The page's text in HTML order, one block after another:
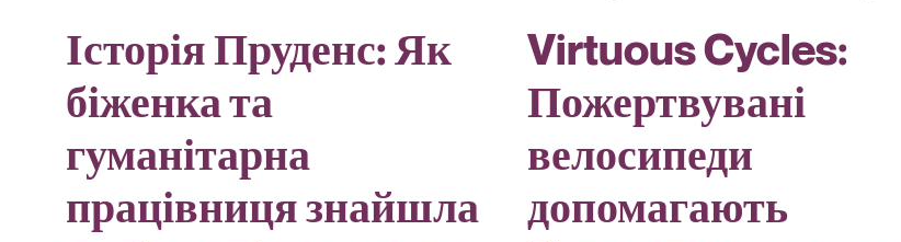
Історія Пруденс: Як
біженка та
гуманітарна
працівниця знайшла
Virtuous Cycles:
Пожертвувані
велосипеди
допомагають